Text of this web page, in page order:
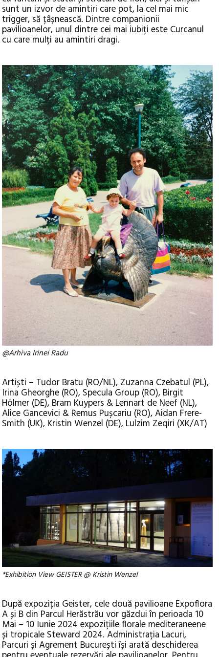
sunt un izvor de amintiri care pot, la cel mai mic
trigger, să țâșnească. Dintre companionii
pavilioanelor, unul dintre cei mai iubiți este Curcanul
cu care mulți au amintiri dragi.
@Arhiva Irinei Radu
Artiști – Tudor Bratu (RO/NL), Zuzanna Czebatul (PL),
Irina Gheorghe (RO), Specula Group (RO), Birgit
Hölmer (DE), Bram Kuypers & Lennart de Neef (NL),
Alice Gancevici & Remus Pușcariu (RO), Aidan Frere-
Smith (UK), Kristin Wenzel (DE), Lulzim Zeqiri (XK/AT)
*Exhibition View GEISTER @ Kristin Wenzel
După expoziția Geister, cele două pavilioane Expoflora
A și B din Parcul Herăstrău vor găzdui în perioada 10
Mai – 10 Iunie 2024 expozițiile florale mediteraneene
și tropicale Steward 2024. Administrația Lacuri,
Parcuri și Agrement București își arată deschiderea